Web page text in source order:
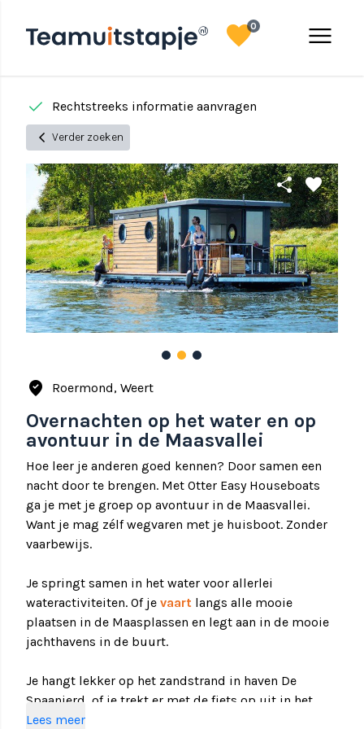
menu
favorite0
done Rechtstreeks informatie aanvragen
chevron_left Verder zoeken
Overnachten op het water en op
avontuur in de Maasvallei
Hoe leer je anderen goed kennen? Door samen een
nacht door te brengen. Met Otter Easy Houseboats
ga je met je groep op avontuur in de Maasvallei.
Want je mag zélf wegvaren met je huisboot. Zonder
vaarbewijs.
Je springt samen in het water voor allerlei
wateractiviteiten. Of je vaart langs alle mooie
plaatsen in de Maasplassen en legt aan in de mooie
jachthavens in de buurt.
Je hangt lekker op het zandstrand in haven De
Spaanjerd, of je trekt er met de fiets op uit in het
omliggende natuurgebied.
Lees meer
share favorite
where_to_vote Roermond, Weert